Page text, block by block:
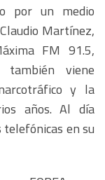
por un medio
Martínez,
FM 91.5,
viene
y la
años. Al día
en su